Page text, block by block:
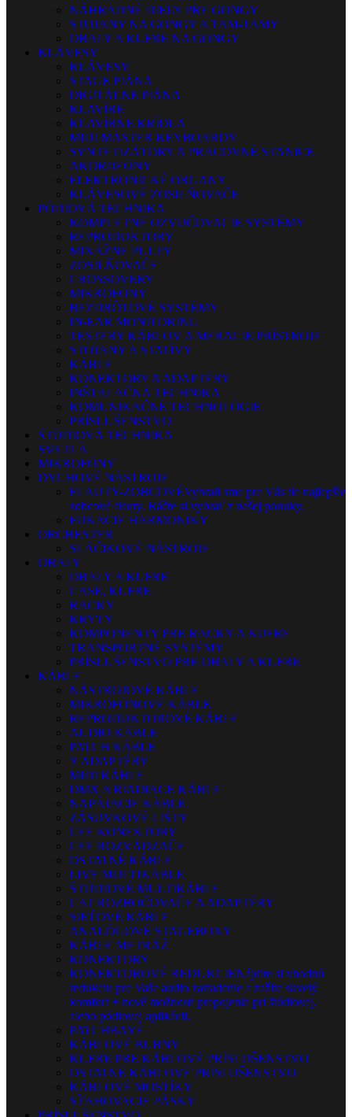
NÁHRADNÉ DIELY PRE GONGY
STOJANY NA GONGY A TAM-TAMY
OBALY A KUFRE NA GONGY
KLÁVESY
KLÁVESY
STAGE PIÁNA
DIGITÁLNE PIÁNA
KLAVÍRE
KLAVÍRNE KRÍDLA
MIDI MASTER KEYBOARDY
SYNTETIZÁTORY A PRACOVNÉ STANICE
AKORDEÓNY
ELEKTRONICKÉ ORGANY
KLÁVESOVÉ ZOSILŇOVAČE
PÓDIOVÁ TECHNIKA
KOMPLETNÉ OZVUČOVACIE SYSTÉMY
REPRODUKTORY
MIXÁŽNE PULTY
ZOSILŇOVAČE
CROSSOVERY
MIKROFÓNY
BEZDRÔTOVÉ SYSTÉMY
IN-EAR MONITORING
TESTERY KÁBLOV A MERACIE PRÍSTROJE
STOJANY A STATÍVY
KÁBLE
KONEKTORY A ADAPTÉRY
INŠTALAČNÁ TECHNIKA
KOMUNIKAČNÉ TECHNOLÓGIE
PRÍSLUŠENSTVO
ŠTÚDIOVÁ TECHNIKA
SVETLÁ
MIKROFÓNY
DYCHOVÉ NÁSTROJE
FLAUTY-ZOBCOVÉVybrali sme pre Vás tie najlepšie
zobcové flauty. Ráčte si vybrať z našej ponuky.
FÚKACIE HARMONIKY
ORCHESTER
SLÁČIKOVÉ NÁSTROJE
OBALY
OBALY A KUFRE
CASE, KUFRE
RACKY
KRYTY
KOMPONENTY PRE RACKY A KUFRE
TRANSPORTNÉ SYSTÉMY
PRÍSLUŠENSTVO PRE OBALY A KUFRE
KÁBLE
NÁSTROJOVÉ KÁBLE
MIKROFÓNOVÉ KÁBLE
REPRODUKTOROVÉ KÁBLE
AUDIO KÁBLE
PATCH KÁBLE
Y ADAPTÉRY
MIDI KÁBLE
DMX A RIADIACE KÁBLE
NAPÁJACIE KÁBLE
ZÁSUVKOVÉ LIŠTY
CEE KONEKTORY
CEE ROZVÁDZAČE
OSTATNÉ KÁBLE
LIVE MULTIKÁBLE
ŠTÚDIOVÉ MULTIKÁBLE
CAT ROZBOČOVAČE A ADAPTÉRY
SIEŤOVÉ KÁBLE
ANALÓGOVÉ STAGEBOXY
KÁBLE METRÁŽ
KONEKTORY
KONEKTOROVÉ REDUKCIENájdite si vhodnú
redukciu pre Vaše audio zariadenie a zažite skvelý
komfort + nové možnosti prepojenia pri štúdiovej,
alebo pódiovej aplikácii.
PATCHBAYE
KÁBLOVÉ BUBNY
KUFRE PRE KÁBLOVÉ PRÍSLUŠENSTVO
OSTATNÉ KÁBLOVÉ PRÍSLUŠENSTVO
KÁBLOVÉ MOSTÍKY
SŤAHOVACIE PÁSKY